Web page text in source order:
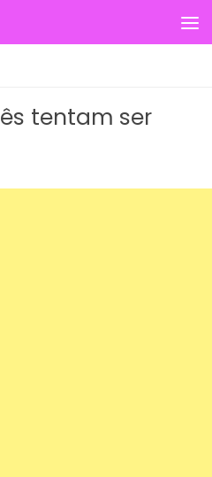
tentam ser